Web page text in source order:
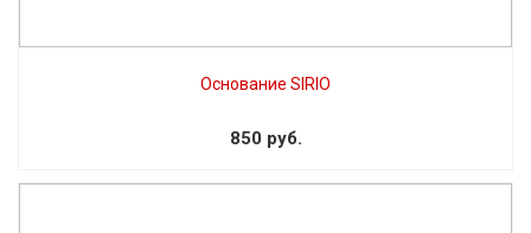
Основание SIRIO
850 руб.